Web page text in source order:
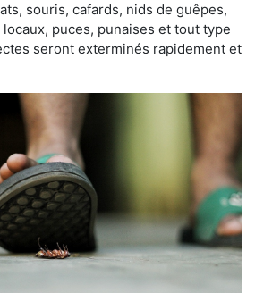
souris, cafards, nids de guêpes,
puces, punaises et tout type
seront exterminés rapidement et